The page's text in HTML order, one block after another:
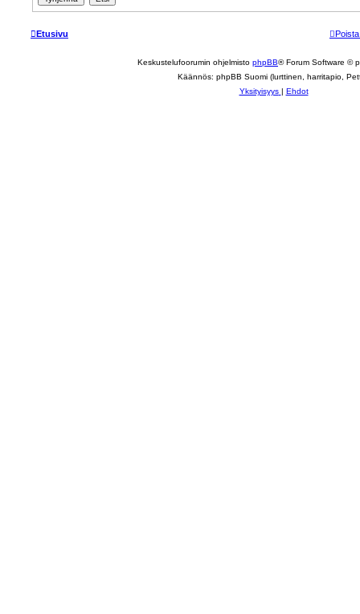
Etusivu
Keskustelufoorumin ohjelmisto phpBB® Forum Software ©
Käännös: phpBB Suomi (lurttinen, harritapio,
Yksityisyys
Ehdot